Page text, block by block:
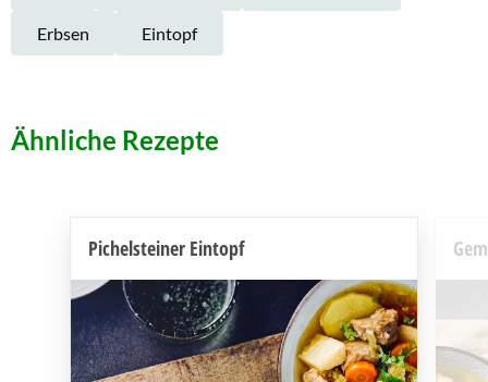
Erbsen Eintopf
Ähnliche Rezepte
Pichelsteiner Eintopf